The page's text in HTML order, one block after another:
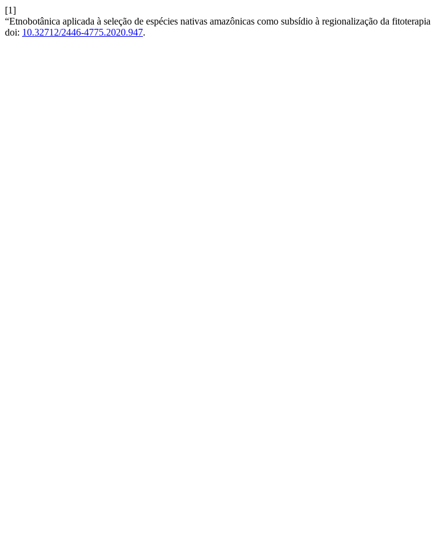
[1]
“Etnobotânica aplicada à seleção de espécies nativas amazônicas como subsídio à regionalização da
doi: 10.32712/2446-4775.2020.947.